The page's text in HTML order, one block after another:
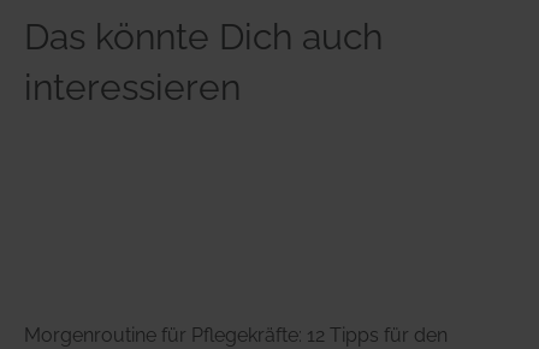
Das könnte Dich auch
interessieren
Morgenroutine für Pflegekräfte: 12 Tipps für den